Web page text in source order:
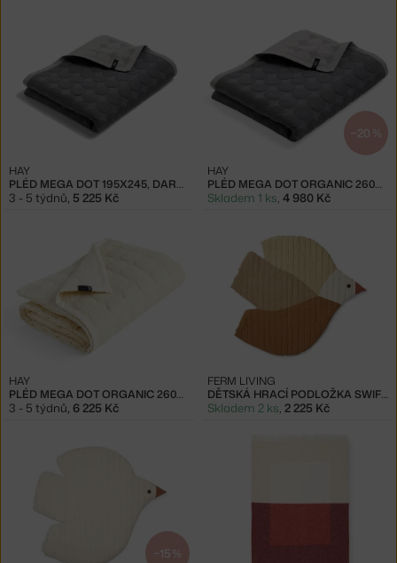
PLÉD MEGA DOT 195X245, DARK GREY
HAY
3 - 5 týdnů, 5 225 Kč
−20 %
PLÉD MEGA DOT ORGANIC 260X260, DARK GREY
HAY
Skladem 1 ks, 4 980 Kč
PLÉD MEGA DOT ORGANIC 260X260, IVORY
HAY
3 - 5 týdnů, 6 225 Kč
DĚTSKÁ HRACÍ PODLOŽKA SWIF QUILTED MAT, MULTI
FERM LIVING
Skladem 2 ks, 2 225 Kč
−15 %